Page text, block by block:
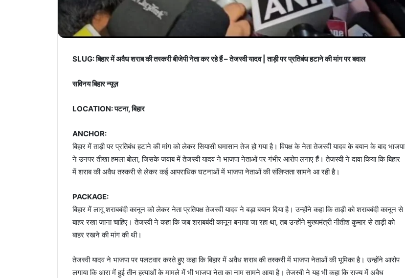
SLUG: बिहार में अवैध शराब की तस्करी बीजेपी नेता कर रहे हैं – तेजस्वी यादव | ताड़ी पर प्रतिबंध हटाने की मांग पर बवाल
सविनय बिहार न्यूज़
LOCATION: पटना, बिहार
ANCHOR:
बिहार में ताड़ी पर प्रतिबंध हटाने की मांग को लेकर सियासी घमासान तेज हो गया है। विपक्ष के नेता तेजस्वी यादव के बयान के बाद भाजपा
ने उनपर तीखा हमला बोला, जिसके जवाब में तेजस्वी यादव ने भाजपा नेताओं पर गंभीर आरोप लगाए हैं। तेजस्वी ने दावा किया कि बिहार
में शराब की अवैध तस्करी से लेकर कई आपराधिक घटनाओं में भाजपा नेताओं की संलिप्तता सामने आ रही है।
PACKAGE:
बिहार में लागू शराबबंदी कानून को लेकर नेता प्रतिपक्ष तेजस्वी यादव ने बड़ा बयान दिया है। उन्होंने कहा कि ताड़ी को शराबबंदी कानून से
बाहर रखा जाना चाहिए। तेजस्वी ने कहा कि जब शराबबंदी कानून बनाया जा रहा था, तब उन्होंने मुख्यमंत्री नीतीश कुमार से ताड़ी को
बाहर रखने की मांग की थी।
तेजस्वी यादव ने भाजपा पर पलटवार करते हुए कहा कि बिहार में अवैध शराब की तस्करी में भाजपा नेताओं की भूमिका है। उन्होंने आरोप
लगाया कि आरा में हुई तीन हत्याओं के मामले में भी भाजपा नेता का नाम सामने आया है। तेजस्वी ने यह भी कहा कि राज्य में अवैध